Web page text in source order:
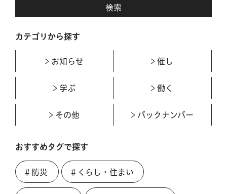
カテゴリから探す
お知らせ 催し
学ぶ 働く
その他 バックナンバー
おすすめタグで探す
＃防災 ＃くらし・住まい